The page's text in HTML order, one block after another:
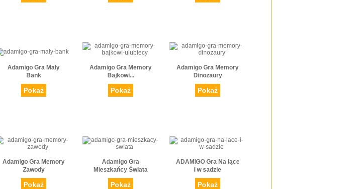
Adamigo Gra Mały
Bank
Pokaż
Adamigo Gra Memory
Bajkowi...
Pokaż
Adamigo Gra Memory
Dinozaury
Pokaż
Adamigo Gra Memory
Zawody
Pokaż
Adamigo Gra
Mieszkańcy Świata
Pokaż
ADAMIGO Gra Na łące
i w sadzie
Pokaż